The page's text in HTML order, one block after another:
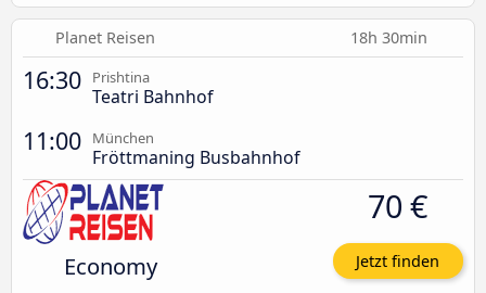
Planet Reisen 18h 30min
16:30 Prishtina
Teatri Bahnhof
11:00 München
Fröttmaning Busbahnhof
Economy
70 €
Jetzt finden